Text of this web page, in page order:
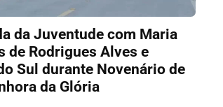
da Juventude com Maria
de Rodrigues Alves e
Sul durante Novenário de
da Glória